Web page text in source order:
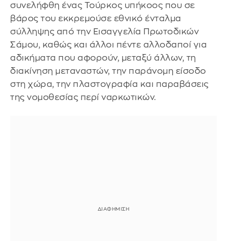
συνελήφθη ένας Τούρκος υπήκοος που σε
βάρος του εκκρεμούσε εθνικό ένταλμα
σύλληψης από την Εισαγγελία Πρωτοδικών
Σάμου, καθώς και άλλοι πέντε αλλοδαποί για
αδικήματα που αφορούν, μεταξύ άλλων, τη
διακίνηση μεταναστών, την παράνομη είσοδο
στη χώρα, την πλαστογραφία και παραβάσεις
της νομοθεσίας περί ναρκωτικών.